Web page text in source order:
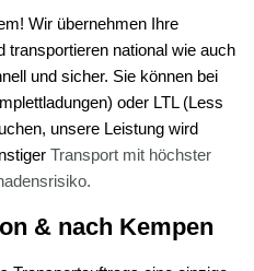
Wir übernehmen Ihre
transportieren national wie auch
und sicher. Sie können bei
oder LTL (Less
unsere Leistung wird
Transport mit höchster
& nach Kempen